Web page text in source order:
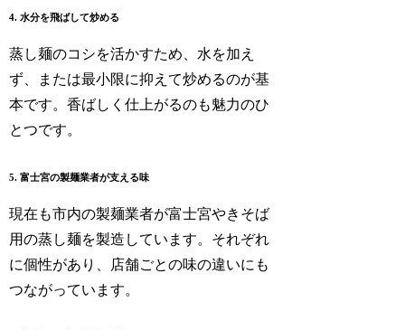
4. 水分を飛ばして炒める
蒸し麺のコシを活かすため、水を加え
ず、または最小限に抑えて炒めるのが基
本です。香ばしく仕上がるのも魅力のひ
とつです。
5. 富士宮の製麺業者が支える味
現在も市内の製麺業者が富士宮やきそば
用の蒸し麺を製造しています。それぞれ
に個性があり、店舗ごとの味の違いにも
つながっています。